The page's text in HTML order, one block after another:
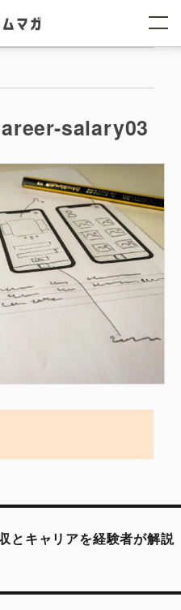
salary03
とキャリアを経験者が解説